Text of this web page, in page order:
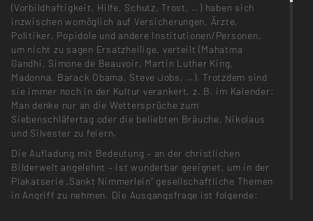
(Vorbildhaftigkeit, Hilfe, Schutz, Trost, …) haben sich
inzwischen womöglich auf Versicherungen, Ärzte,
Politiker, Popidole und andere Institutionen/Personen,
um nicht zu sagen Ersatzheilige, verteilt (Mahatma
Gandhi, Simone de Beauvoir, Martin Luther King,
Madonna, Barack Obama, Steve Jobs, …). Trotzdem sind
sie immer noch in der Kultur verankert, z. B. im Kalender:
Man denke nur an die Wettersprüche zum
Siebenschläfertag oder die beliebten Bräuche, Nikolaus
und Silvester zu feiern.
Die Aufladung mit Bedeutung – an der christlichen
Bilderwelt angelehnt – ist wunderbar geeignet, um in der
Plakatserie „Sankt Nimmerlein“ gesellschaftliche Themen
in Angriff zu nehmen. Die Ausgangsfrage ist folgende: